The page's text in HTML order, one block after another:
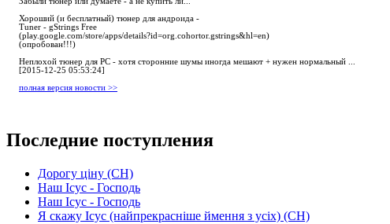
Хороший (и бесплатный) тюнер для андроида -
Tuner - gStrings Free
(play.google.com/store/apps/details?id=org.cohortor.gstrings&hl=en)
(опробован!!!)
Неплохой тюнер для РС - хотя сторонние шумы иногда мешают + нужен нормальный ...
[2015-12-25 05:53:24]
полная версия новости >>
Последние поступления
Дорогу ціну (СН)
Наш Ісус - Господь
Наш Ісус - Господь
Я скажу Ісус (найпрекрасніше ймення з усіх) (СН)